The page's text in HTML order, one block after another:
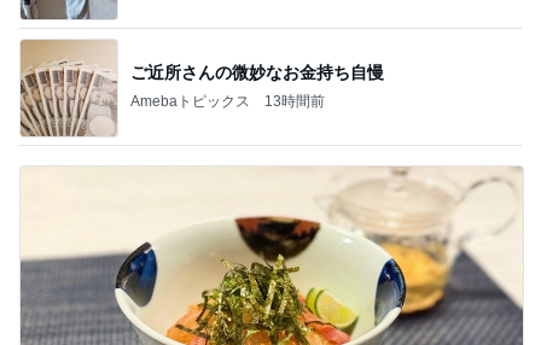
ご近所さんの微妙なお金持ち自慢
Amebaトピックス 13時間前